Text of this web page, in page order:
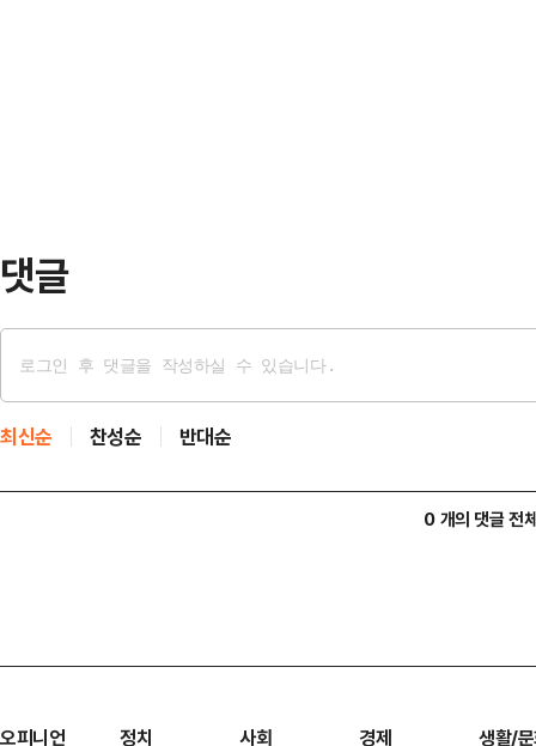
댓글
최신순 찬성순 반대순
0 개의 댓글 전
오피니언 정치 사회 경제 생활/